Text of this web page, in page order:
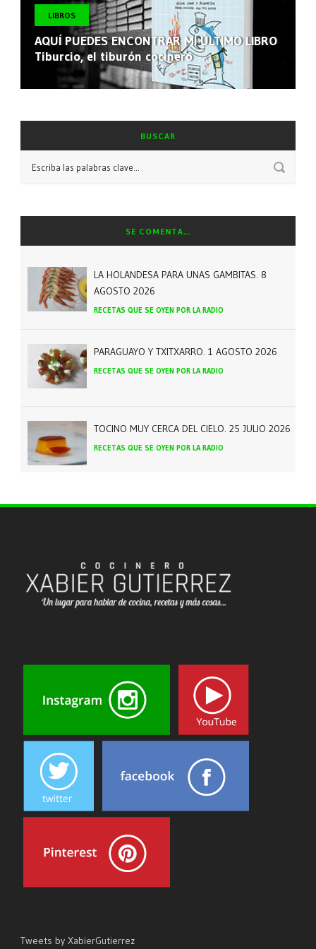
LIBROS
AQUÍ PUEDES ENCONTRAR MI ÚLTIMO LIBRO
Tiburcio, el tiburón cocinero
BUSCAR
SE COMENTA…
LA HOLANDESA PARA UNAS GAMBITAS. 8
AGOSTO 2026
RECETAS QUE SE OYEN POR LA RADIO
PARAGUAYO Y TXITXARRO. 1 AGOSTO 2026
RECETAS QUE SE OYEN POR LA RADIO
TOCINO MUY CERCA DEL CIELO. 25 JULIO 2026
RECETAS QUE SE OYEN POR LA RADIO
Tweets by XabierGutierrez